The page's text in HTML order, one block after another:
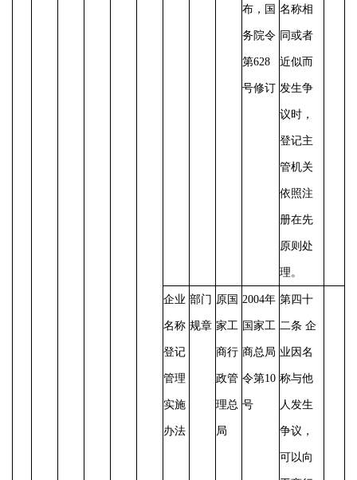
布，国
务院令
第628
号修订
名称相
同或者
近似而
发生争
议时，
登记主
管机关
依照注
册在先
原则处
理。
企业
名称
登记
管理
实施
办法
部门
规章
原国
家工
商行
政管
理总
局
2004年
国家工
商总局
令第10
号
第四十
二条 企
业因名
称与他
人发生
争议，
可以向